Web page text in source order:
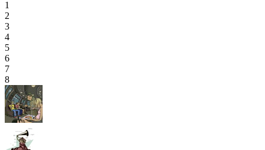
1
2
3
4
5
6
7
8